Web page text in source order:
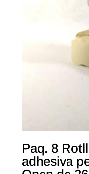
Paq. 8
adhesiva